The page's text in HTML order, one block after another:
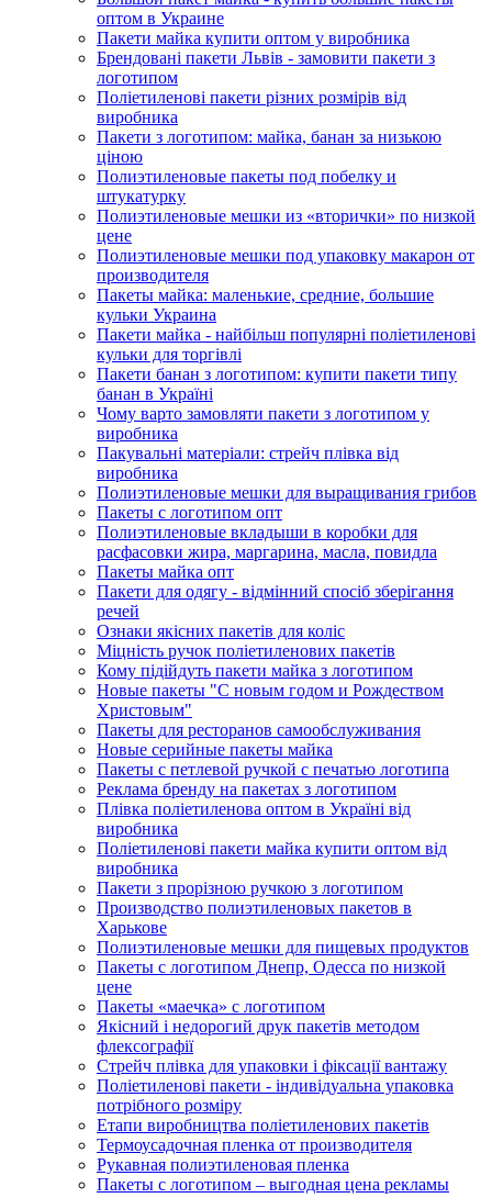
оптом в Украине
Пакети майка купити оптом у виробника
Брендовані пакети Львів - замовити пакети з
логотипом
Поліетиленові пакети різних розмірів від
виробника
Пакети з логотипом: майка, банан за низькою
ціною
Полиэтиленовые пакеты под побелку и
штукатурку
Полиэтиленовые мешки из «вторички» по низкой
цене
Полиэтиленовые мешки под упаковку макарон от
производителя
Пакеты майка: маленькие, средние, большие
кульки Украина
Пакети майка - найбільш популярні поліетиленові
кульки для торгівлі
Пакети банан з логотипом: купити пакети типу
банан в Україні
Чому варто замовляти пакети з логотипом у
виробника
Пакувальні матеріали: стрейч плівка від
виробника
Полиэтиленовые мешки для выращивания грибов
Пакеты с логотипом опт
Полиэтиленовые вкладыши в коробки для
расфасовки жира, маргарина, масла, повидла
Пакеты майка опт
Пакети для одягу - відмінний спосіб зберігання
речей
Ознаки якісних пакетів для коліс
Міцність ручок поліетиленових пакетів
Кому підійдуть пакети майка з логотипом
Новые пакеты "С новым годом и Рождеством
Христовым"
Пакеты для ресторанов самообслуживания
Новые серийные пакеты майка
Пакеты с петлевой ручкой с печатью логотипа
Реклама бренду на пакетах з логотипом
Плівка поліетиленова оптом в Україні від
виробника
Поліетиленові пакети майка купити оптом від
виробника
Пакети з прорізною ручкою з логотипом
Производство полиэтиленовых пакетов в
Харькове
Полиэтиленовые мешки для пищевых продуктов
Пакеты с логотипом Днепр, Одесса по низкой
цене
Пакеты «маечка» с логотипом
Якісний і недорогий друк пакетів методом
флексографії
Стрейч плівка для упаковки і фіксації вантажу
Поліетиленові пакети - індивідуальна упаковка
потрібного розміру
Етапи виробництва поліетиленових пакетів
Термоусадочная пленка от производителя
Рукавная полиэтиленовая пленка
Пакеты с логотипом – выгодная цена рекламы